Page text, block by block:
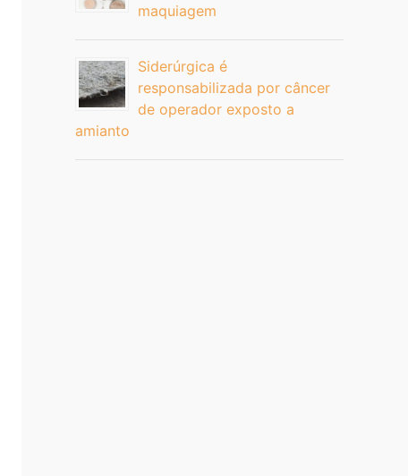
maquiagem
Siderúrgica é
responsabilizada por câncer
de operador exposto a
amianto